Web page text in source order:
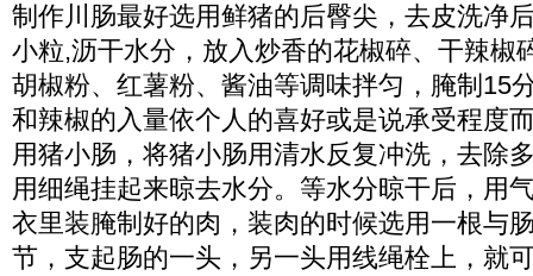
制作川肠最好选用鲜猪的后臀尖，去皮洗净
小粒,沥干水分，放入炒香的花椒碎、干辣椒
胡椒粉、红薯粉、酱油等调味拌匀，腌制15
和辣椒的入量依个人的喜好或是说承受程度
用猪小肠，将猪小肠用清水反复冲洗，去除
用细绳挂起来晾去水分。等水分晾干后，用
衣里装腌制好的肉，装肉的时候选用一根与
节，支起肠的一头，另一头用线绳栓上，就